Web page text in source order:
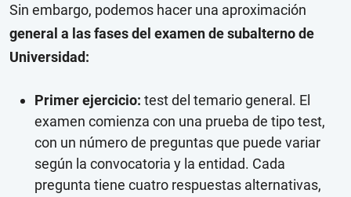
Sin embargo, podemos hacer una aproximación
general a las fases del examen de subalterno de
Universidad:
Primer ejercicio: test del temario general. El
examen comienza con una prueba de tipo test,
con un número de preguntas que puede variar
según la convocatoria y la entidad. Cada
pregunta tiene cuatro respuestas alternativas,